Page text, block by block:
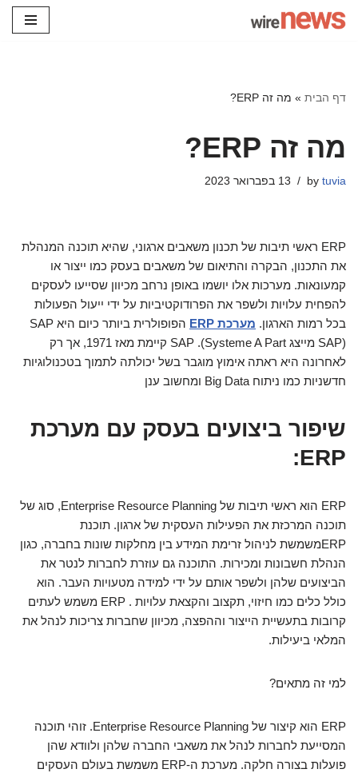
דף הבית » מה זה ERP?
מה זה ERP?
by tuvia 13 בפברואר 2023
ERP ראשי תיבות של תכנון משאבים ארגוני, שהיא תוכנה המנהלת
את התכנון, הבקרה והתיאום של משאבים בעסק כמו ייצור או
קמעונאות. מערכות אלו יושמו באופן נרחב מכיוון שסייעו לעסקים
להפחית עלויות ולשפר את הפרודוקטיביות על ידי ייעול הפעולות
בכל רמות הארגון. מערכת ERP
הפופולרית ביותר כיום היא SAP
(SAP מייצג Systeme A Part). SAP קיימת מאז 1971, אך רק
לאחרונה היא ראתה אימוץ מוגבר בשל יכולתה לתמוך בטכנולוגיות
חדשניות כמו ניתוח Big Data ומחשוב ענן
שיפור ביצועים בעסק עם מערכת
ERP:
ERP הוא ראשי תיבות של Enterprise Resource Planning, סוג של
תוכנה המרכזת את הפעילות העסקית של ארגון. תוכנת
ERPמשמשת לניהול זרימת המידע בין מחלקות שונות בחברה, כגון
הנהלת חשבונות ומכירות. התוכנה גם עוזרת לחברות לנטר את
הביצועים שלהן ולשפר אותם על ידי למידה מטעויות העבר. הוא
כולל כלים כמו חיזוי, תקצוב והקצאת עלויות . ERP משמש לעתים
קרובות בתעשיית הייצור וההפצה, מכיוון שחברות צריכות לנהל את
המלאי ביעילות.
למי זה מתאים?
ERP הוא קיצור של Enterprise Resource Planning. זוהי תוכנה
המסייעת לחברות לנהל את משאבי החברה שלהן ולוודא שהן
פועלות בצורה חלקה. מערכת ה-ERP משמשת בעולם העסקים